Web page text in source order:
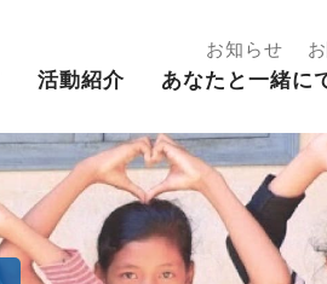
お知らせ
活動紹介 あなたと一緒に